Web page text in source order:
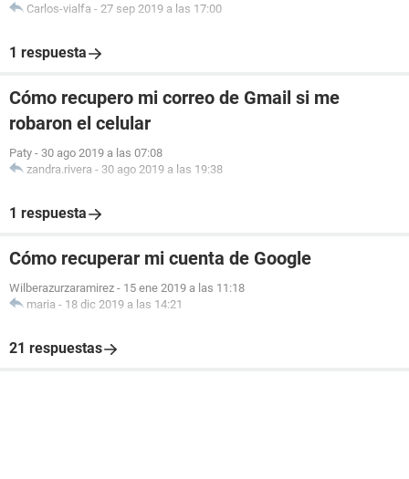
Carlos-vialfa - 27 sep 2019 a las 17:00
1 respuesta
Cómo recupero mi correo de Gmail si me
robaron el celular
Paty - 30 ago 2019 a las 07:08
zandra.rivera - 30 ago 2019 a las 19:38
1 respuesta
Cómo recuperar mi cuenta de Google
Wilberazurzaramirez - 15 ene 2019 a las 11:18
maria - 18 dic 2019 a las 14:21
21 respuestas